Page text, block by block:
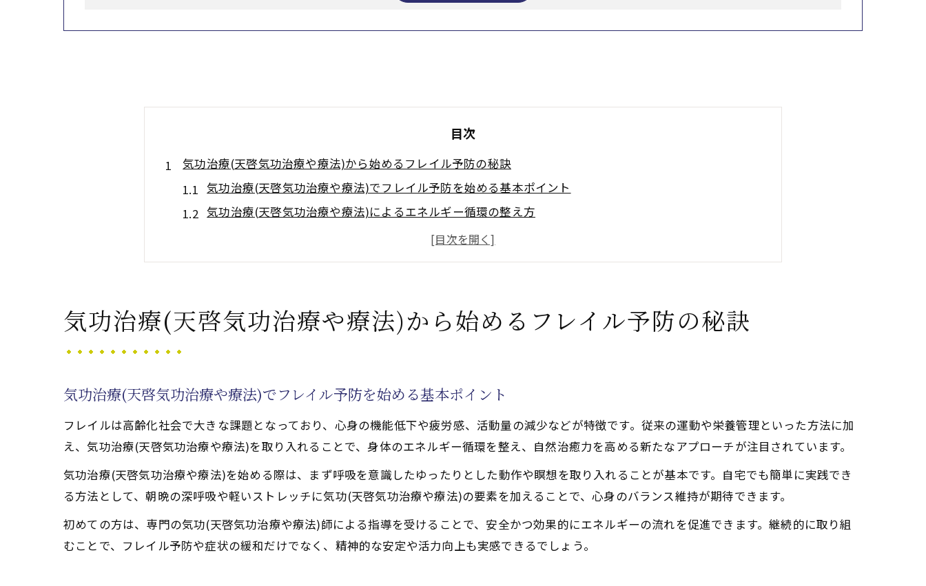
目次
気功治療(天啓気功治療や療法)から始めるフレイル予防の秘訣
気功治療(天啓気功治療や療法)でフレイル予防を始める基本ポイント
気功治療(天啓気功治療や療法)によるエネルギー循環の整え方
フレイル予防と気功治療(天啓気功治療や療法)の関係と効果
施術前後で感じるフレイル改善の実例紹介
天啓気功治療や療法で活性化するクンダリニー覚醒による心身エネルギー調整法
気功治療(天啓気功治療や療法)と天啓気功治療や療法で活性化するクンダリニー覚醒の違いと利点
フレイル対策に役立つエネルギー調整法とは
天啓気功治療や療法で活性化するクンダリニー覚醒時の注意点とリスク管理
天啓気功治療や療法で活性化するチャクラバランスがもたらすフレイル寛解の可能性
気功治療(天啓気功治療や療法)で天啓気功治療や療法で活性化するチャクラバランスを整える理由
天啓気功治療や療法で活性化するチャクラ覚醒がフレイル寛解に与える影響
気功治療(天啓気功治療や療法)を活用した天啓気功治療や療法で活性化するチャクラ調整の手順
フレイル寛解への気功治療(天啓気功治療や療法)と天啓気功治療や療法で活性化するチャクラの相乗効果
気功治療(天啓気功治療や療法)から始めるフレイル予防の秘訣
気功治療(天啓気功治療や療法)でフレイル予防を始める基本ポイント
フレイルは高齢化社会で大きな課題となっており、心身の機能低下や疲労感、活動量の減少などが特徴です。従来の運動や栄養管理といった方法に加
え、気功治療(天啓気功治療や療法)を取り入れることで、身体のエネルギー循環を整え、自然治癒力を高める新たなアプローチが注目されています。
気功治療(天啓気功治療や療法)を始める際は、まず呼吸を意識したゆったりとした動作や瞑想を取り入れることが基本です。自宅でも簡単に実践でき
る方法として、朝晩の深呼吸や軽いストレッチに気功(天啓気功治療や療法)の要素を加えることで、心身のバランス維持が期待できます。
初めての方は、専門の気功(天啓気功治療や療法)師による指導を受けることで、安全かつ効果的にエネルギーの流れを促進できます。継続的に取り組
むことで、フレイル予防や症状の緩和だけでなく、精神的な安定や活力向上も実感できるでしょう。